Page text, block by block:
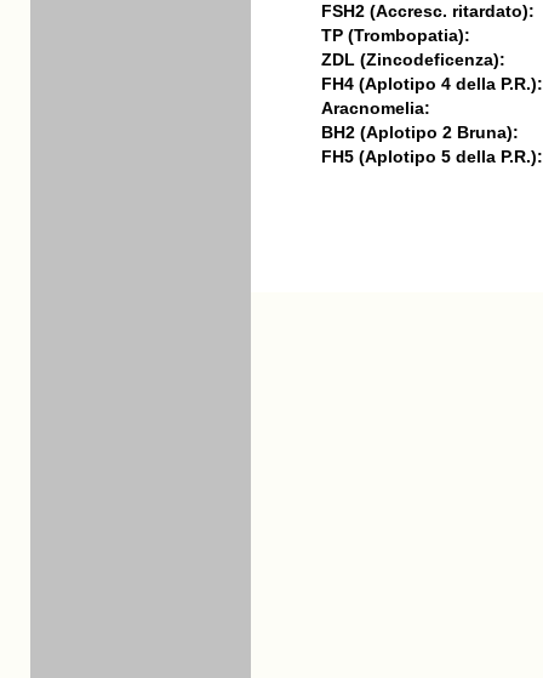
FSH2 (Accresc. ritardato):
TP (Trombopatia):
ZDL (Zincodeficenza):
FH4 (Aplotipo 4 della P.R.):
Aracnomelia:
BH2 (Aplotipo 2 Bruna):
FH5 (Aplotipo 5 della P.R.):